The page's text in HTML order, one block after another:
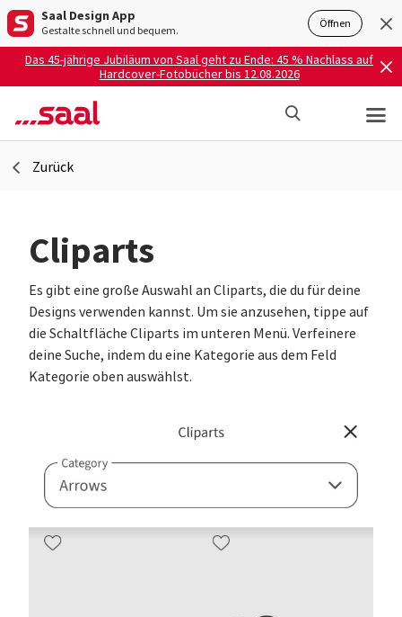
Saal Design App
Gestalte schnell und bequem. Öffnen
Das 45-jährige Jubiläum von Saal geht zu Ende: 45 % Nachlass auf
Hardcover-Fotobücher bis 12.08.2026
Zurück
Cliparts
Es gibt eine große Auswahl an Cliparts, die du für deine
Designs verwenden kannst. Um sie anzusehen, tippe auf
die Schaltfläche Cliparts im unteren Menü. Verfeinere
deine Suche, indem du eine Kategorie aus dem Feld
Kategorie oben auswählst.